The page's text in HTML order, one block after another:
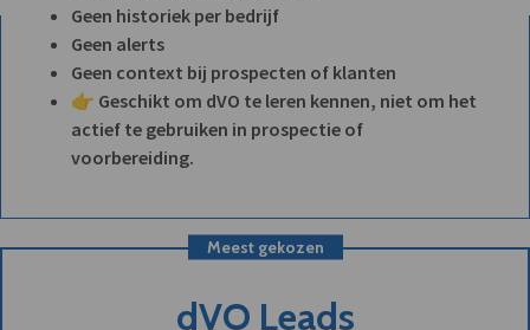
Geen historiek per bedrijf
Geen alerts
Geen context bij prospecten of klanten
👉 Geschikt om dVO te leren kennen, niet om het
actief te gebruiken in prospectie of
voorbereiding.
Meest gekozen
dVO Leads